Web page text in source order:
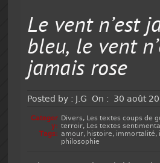
Le vent n’est
bleu, le vent
jamais rose
Posted by : J.G On : 30 août
Categor
y:
Divers, Les textes coups de
terroir, Les textes
Tags: amour, histoire, immortalité,
philosophie